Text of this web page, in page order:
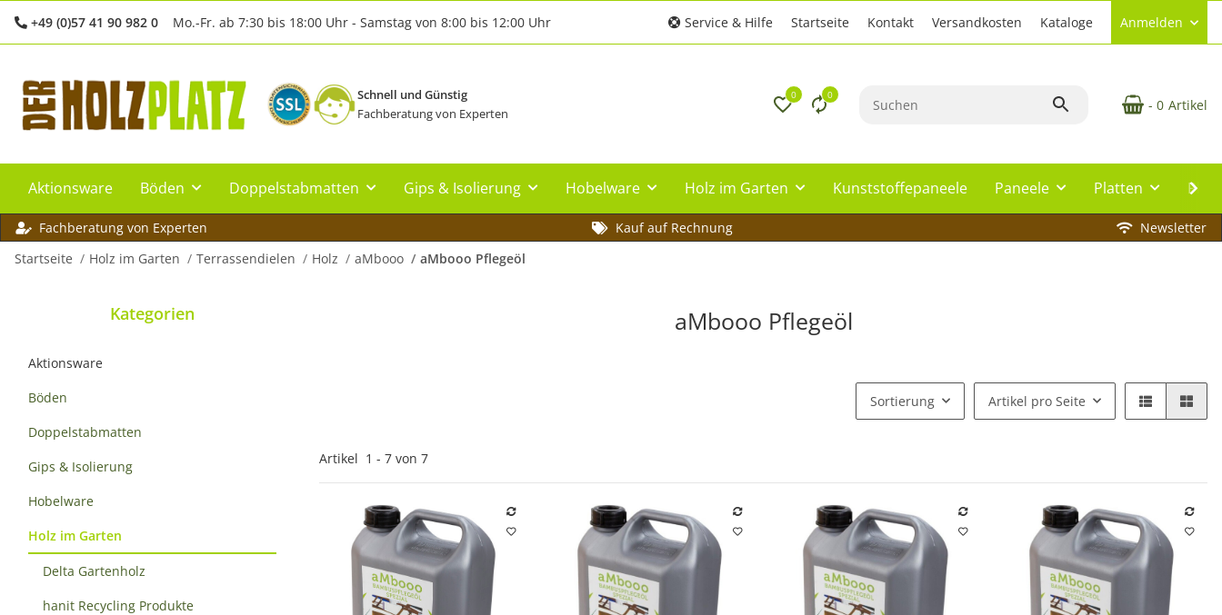
+49 (0)57 41 90 982 0 Mo.-Fr. ab 7:30 bis 18:00 Uhr - Samstag von 8:00 bis 12:00 Uhr Service & Hilfe Startseite Kontakt Versandkosten Kataloge Anmelden
Schnell und Günstig
Fachberatung von Experten
0 0
- 0 Artikel
Aktionsware Böden Doppelstabmatten Gips & Isolierung Hobelware Holz im Garten Kunststoffepaneele Paneele Platten
Fachberatung von Experten Kauf auf Rechnung
Newsletter
Startseite
Holz im Garten Terrassendielen Holz aMbooo aMbooo Pflegeöl
aMbooo Pflegeöl
Sortierung Artikel pro Seite
Artikel 1 - 7 von 7
Kategorien
Aktionsware
Böden
Doppelstabmatten
Gips & Isolierung
Hobelware
Holz im Garten
Delta Gartenholz
hanit Recycling Produkte